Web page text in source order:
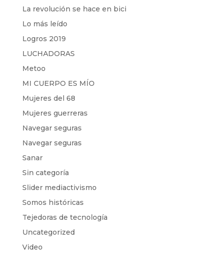
La revolución se hace en bici
Lo más leído
Logros 2019
LUCHADORAS
Metoo
MI CUERPO ES MÍO
Mujeres del 68
Mujeres guerreras
Navegar seguras
Navegar seguras
Sanar
Sin categoría
Slider mediactivismo
Somos históricas
Tejedoras de tecnología
Uncategorized
Video